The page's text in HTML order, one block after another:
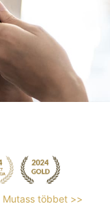
Mutass többet >>